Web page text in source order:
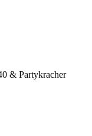
& Partykracher